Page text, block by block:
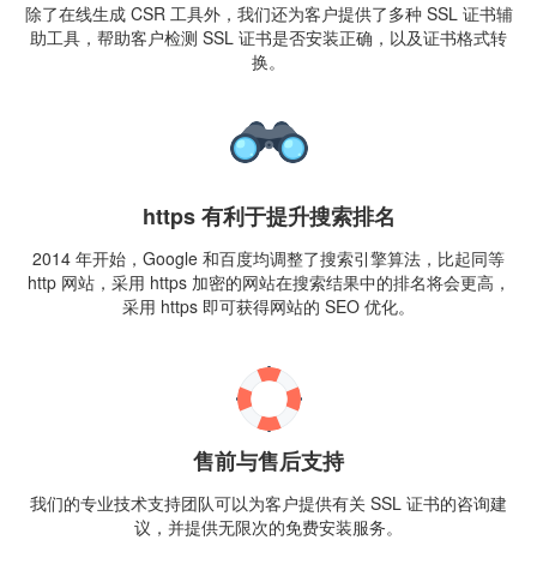
除了在线生成 CSR 工具外，我们还为客户提供了多种 SSL 证书辅
助工具，帮助客户检测 SSL 证书是否安装正确，以及证书格式转
换。
https 有利于提升搜索排名
2014 年开始，Google 和百度均调整了搜索引擎算法，比起同等
http 网站，采用 https 加密的网站在搜索结果中的排名将会更高，
采用 https 即可获得网站的 SEO 优化。
售前与售后支持
我们的专业技术支持团队可以为客户提供有关 SSL 证书的咨询建
议，并提供无限次的免费安装服务。